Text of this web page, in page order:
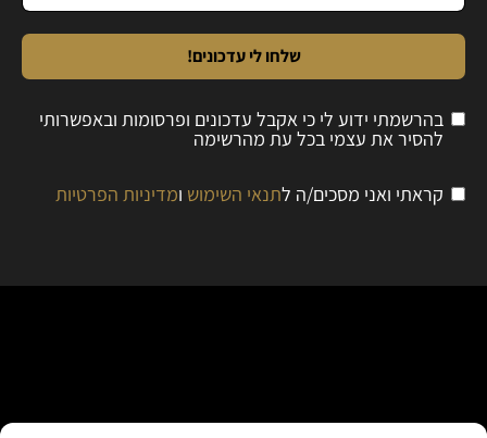
שלחו לי עדכונים!
בהרשמתי ידוע לי כי אקבל עדכונים ופרסומות ובאפשרותי
להסיר את עצמי בכל עת מהרשימה
קראתי ואני מסכים/ה לתנאי השימוש ומדיניות הפרטיות